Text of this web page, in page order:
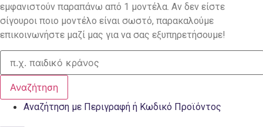
εμφανιστούν παραπάνω από 1 μοντέλα. Αν δεν είστε
σίγουροι ποιο μοντέλο είναι σωστό, παρακαλούμε
επικοινωνήστε μαζί μας για να σας εξυπηρετήσουμε!
Αναζήτηση
Αναζήτηση με Περιγραφή ή Κωδικό Προϊόντος